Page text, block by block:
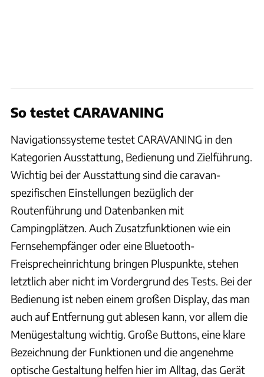
So testet CARAVANING
Navigationssysteme testet CARAVANING in den
Kategorien Ausstattung, Bedienung und Zielführung.
Wichtig bei der Ausstattung sind die caravan-
spezifischen Einstellungen bezüglich der
Routenführung und Datenbanken mit
Campingplätzen. Auch Zusatzfunktionen wie ein
Fernsehempfänger oder eine Bluetooth-
Freisprecheinrichtung bringen Pluspunkte, stehen
letztlich aber nicht im Vordergrund des Tests. Bei der
Bedienung ist neben einem großen Display, das man
auch auf Entfernung gut ablesen kann, vor allem die
Menügestaltung wichtig. Große Buttons, eine klare
Bezeichnung der Funktionen und die angenehme
optische Gestaltung helfen hier im Alltag, das Gerät